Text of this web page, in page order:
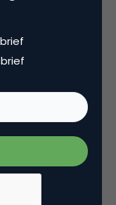
met het
probleem al is
oplossingen
uit te
en relevante